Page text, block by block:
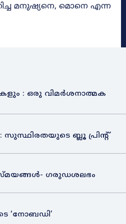
മനുഷ്യനെ, മൊനെ എന്ന
: ഒരു വിമർശനാത്മക
സുസ്ഥിരതയുടെ ബ്ലൂ പ്രിന്റ്
ഗരുഡശലഭം
‘നോബഡി’